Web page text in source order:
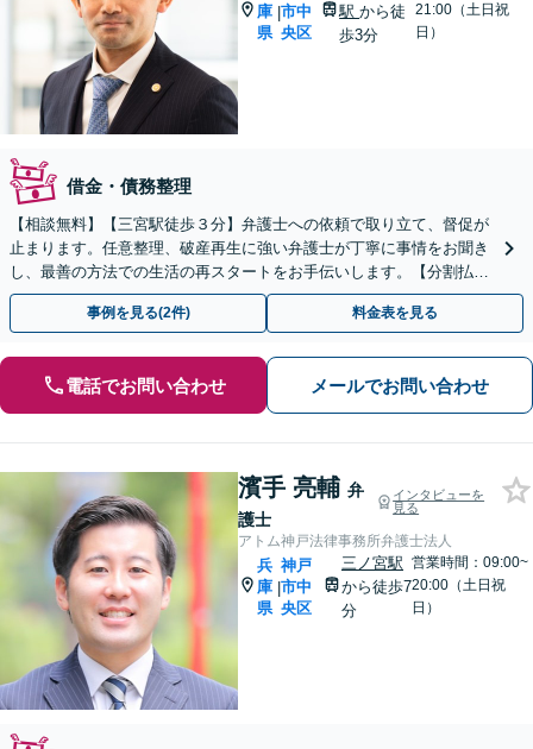
庫
県
|市中
央区
駅から徒
歩3分
21:00（土日祝
日）
借金・債務整理
【相談無料】【三宮駅徒歩３分】弁護士への依頼で取り立て、督促が
止まります。任意整理、破産再生に強い弁護士が丁寧に事情をお聞き
し、最善の方法での生活の再スタートをお手伝いします。【分割払
可】【夜間休日対応可】【完全個室】
事例を見る(2件) 料金表を見る
電話でお問い合わせ メールでお問い合わせ
濱手 亮輔 弁
護士
インタビューを
見る
アトム神戸法律事務所弁護士法人
兵
庫
県
|
神戸
市中
央区
三ノ宮駅
から徒歩7
分
営業時間：09:00~
20:00（土日祝
日）